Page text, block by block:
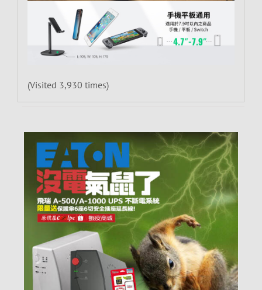
(Visited 3,930 times)